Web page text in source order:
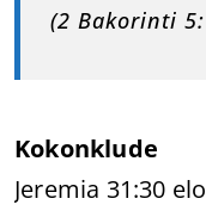
(2 Bakorinti
Kokonklude
Jeremia 31:30